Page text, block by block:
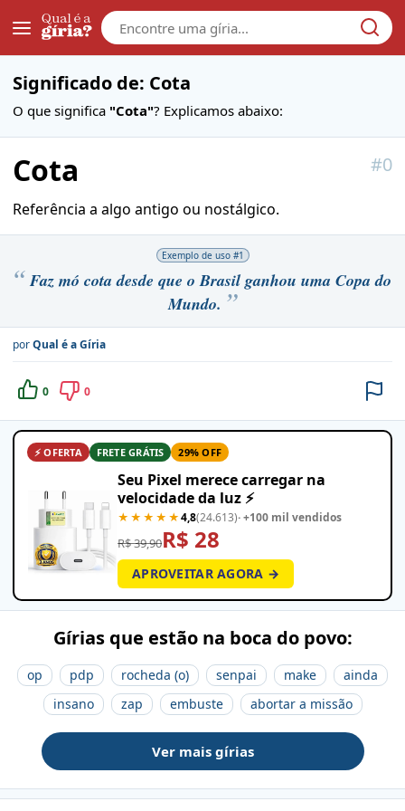
Galera
Significado de: Cota
O que significa "Cota"? Explicamos abaixo:
#0
Cota
Referência a algo antigo ou nostálgico.
Exemplo de uso #1
Faz mó cota desde que o Brasil ganhou uma Copa do
Mundo.
porQual é a Gíria
0 0
⚡ OFERTA FRETE GRÁTIS 29% OFF
Seu Pixel merece carregar na
velocidade da luz ⚡
★★★★★4,8(24.613)· +100 mil vendidos
R$ 39,90R$ 28
APROVEITAR AGORA →
Gírias que estão na boca do povo:
op pdp rocheda (o) senpai make
ainda
insano
zap embuste abortar a missão
Ver mais gírias